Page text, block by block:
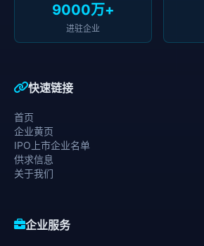
9000万+
进驻企业
快速链接
首页
企业黄页
IPO上市企业名单
供求信息
关于我们
企业服务